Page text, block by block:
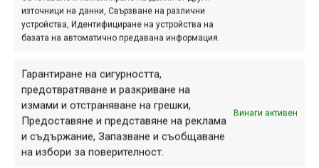
източници на данни, Свързване на различни
устройства, Идентифициране на устройства на
базата на автоматично предавана информация.
Гарантиране на сигурността,
предотвратяване и разкриване на
измами и отстраняване на грешки,
Предоставяне и представяне на реклама
и съдържание, Запазване и съобщаване
на избори за поверителност.
Винаги активен